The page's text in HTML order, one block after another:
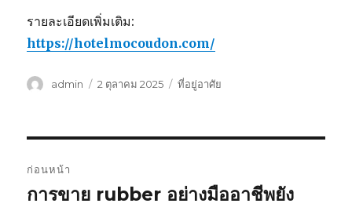
รายละเอียดเพิ่มเติม:
https://hotelmocoudon.com/
ผู้admin
เขียน
2 ตุลาคม 2025
หมวด
ที่อยู่อาศัย
เรื่อง
ก่อนหน้า
เรื่อง
การขาย rubber อย่างมืออาชีพยัง